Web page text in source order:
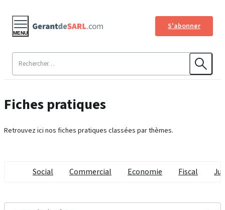
S'abonner
MENU
Fiches pratiques
Retrouvez ici nos fiches pratiques classées par thèmes.
Social Commercial Economie Fiscal